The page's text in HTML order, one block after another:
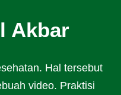
Akbar
Hal tersebut
video. Praktisi